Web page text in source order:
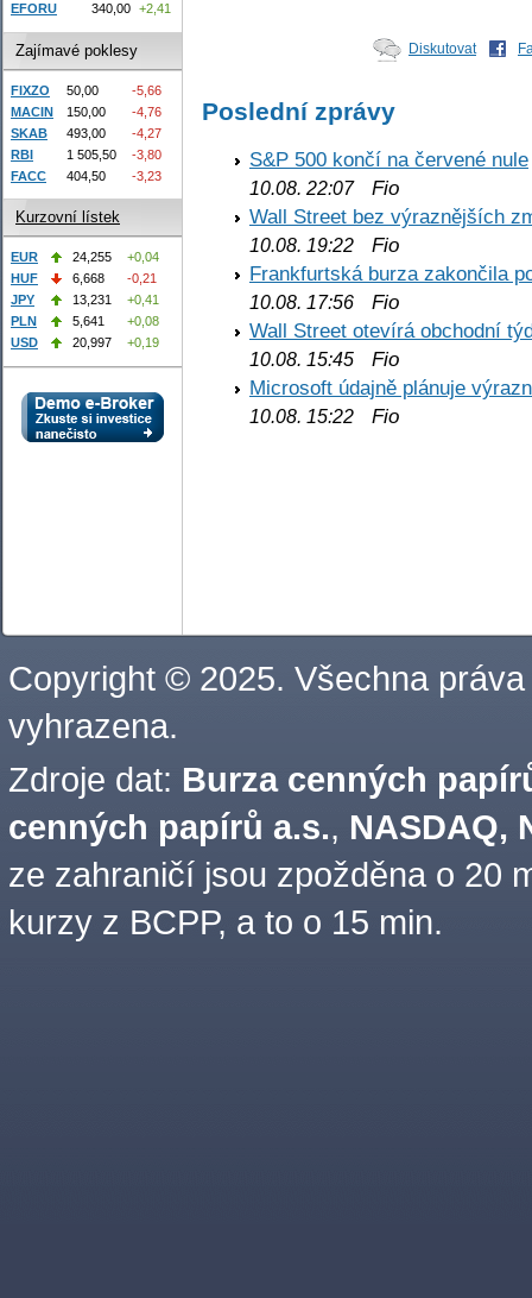
Diskutovat
Poslední zprávy
S&P 500 končí na červené nule
10.08. 22:07Fio
Wall Street bez výraznějších
10.08. 19:22 Fio
Frankfurtská burza zakončila
10.08. 17:56 Fio
Wall Street otevírá obchodní
10.08. 15:45 Fio
Microsoft údajně plánuje
10.08. 15:22 Fio
EFORU
340,00 +2,41
Zajímavé poklesy
FIXZO 50,00
-5,66
MACIN
150,00
-4,76
SKAB
493,00
-4,27
RBI
1 505,50
-3,80
FACC
404,50 -3,23
Kurzovní lístek
EUR 24,255
+0,04
HUF
6,668
-0,21
JPY
13,231
+0,41
PLN
5,641
+0,08
USD
20,997 +0,19
Copyright © 2025. Všechna práva
vyhrazena.
Zdroje dat: Burza cenných
cenných papírů a.s., NASDAQ,
ze zahraničí jsou zpožděna o 20
kurzy z BCPP, a to o 15 min.